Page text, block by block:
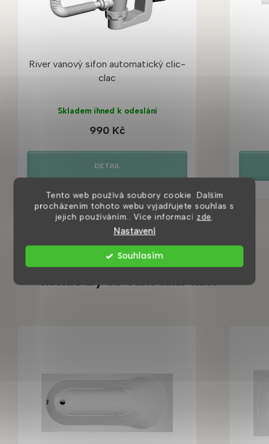
Tento web používá soubory cookie. Dalším
procházením tohoto webu vyjadřujete souhlas s
jejich používáním.. Více informací zde.
Nastavení
Souhlasím
River vanový sifon automatický clic-
clac
Skladem ihned k odeslání
990 Kč
DETAIL
Mohlo by se vám také líbit